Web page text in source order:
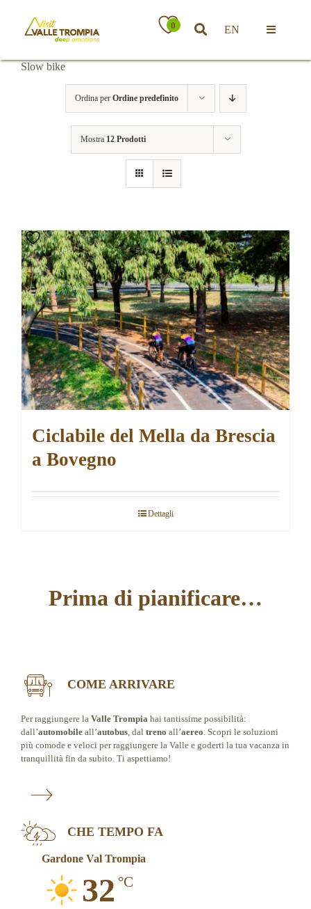
contenuto
0 EN
Toggle
Eventi
Slow bike
Ordina per Ordine predefinito
Mostra 12 Prodotti
Ciclabile del Mella da Brescia
a Bovegno
Dettagli
Prima di pianificare…
COME ARRIVARE
Per raggiungere la Valle Trompia hai tantissime possibilità:
dall’automobileall’autobus, dal treno all’aereo . Scopri le soluzioni
più comode e veloci per raggiungere la Valle e goderti la tua vacanza in
tranquillità fin da subito. Ti aspettiamo!
CHE TEMPO FA
Gardone Val Trompia
32 °C